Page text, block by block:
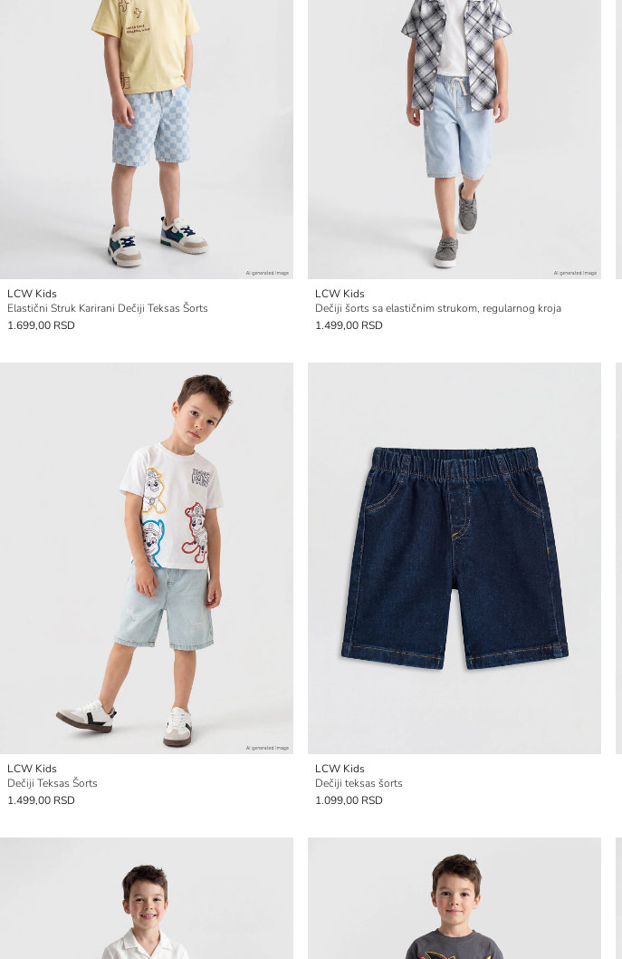
LCW Kids
Elastični Struk Karirani Dečiji Teksas Šorts
1.699,00 RSD
LCW Kids
Dečiji šorts sa elastičnim strukom, regularnog kroja
1.499,00 RSD
LCW Kids
Dečiji Teksas Šorts
1.499,00 RSD
LCW Kids
Dečiji teksas šorts
1.099,00 RSD